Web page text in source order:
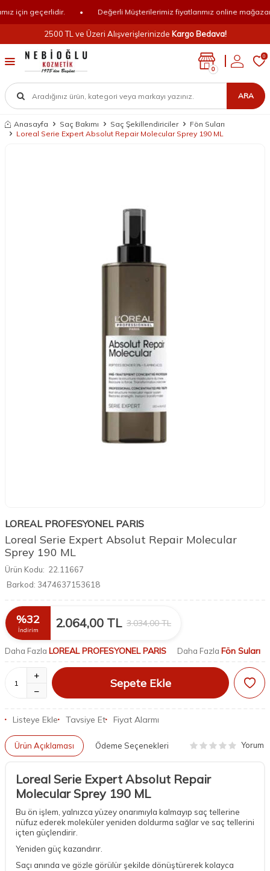
için geçerlidir. Değerli Müşterilerimiz fiyatlarımız online
2500 TL ve Üzeri Alışverişlerinizde Kargo Bedava!
ARA
0
0
Anasayfa Saç Bakımı Saç Şekillendiriciler
Fön Suları
Loreal Serie Expert Absolut Repair Molecular Sprey 190 ML
LOREAL PROFESYONEL PARIS
Loreal Serie Expert Absolut Repair Molecular
Sprey 190 ML
Ürün Kodu: 22.11667
Barkod: 3474637153618
%32
İndirim 2.064,00 TL 3.034,00TL
Daha Fazla LOREAL PROFESYONEL PARIS Daha Fazla Fön Suları
Sepete Ekle
Listeye Ekle Tavsiye Et Fiyat Alarmı
Ürün Açıklaması Ödeme Seçenekleri Yorum
Loreal Serie Expert Absolut Repair
Molecular Sprey 190 ML
Bu ön işlem, yalnızca yüzey onarımıyla kalmayıp saç tellerine
nüfuz ederek moleküler yeniden doldurma sağlar ve saç tellerini
içten güçlendirir.
Yeniden güç kazandırır.
Saçı anında ve gözle görülür şekilde dönüştürerek kolayca